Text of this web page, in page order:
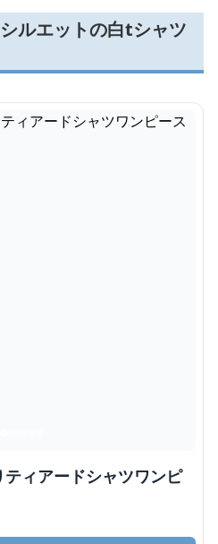
ルエットの白tシャツ
ィアードシャツワンピ